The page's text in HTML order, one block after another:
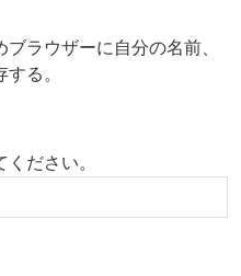
ラウザーに自分の名前、
る。
ださい。